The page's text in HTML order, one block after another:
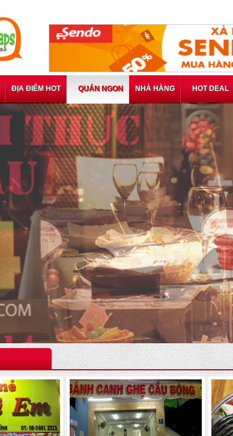
ĐỊA ĐIỂM HOT QUÁN NGON NHÀ HÀNG HOT DEAL